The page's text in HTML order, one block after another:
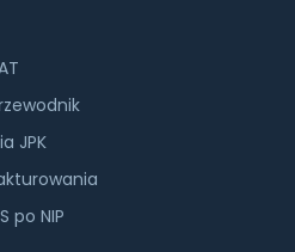
JPK
po NIP